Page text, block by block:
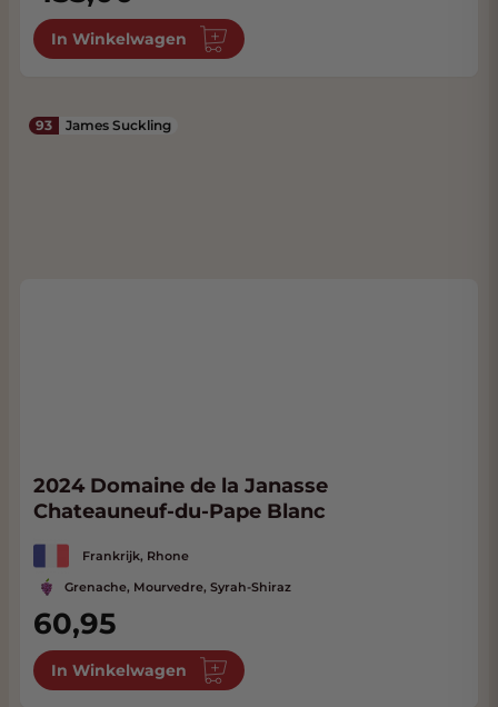
In Winkelwagen
93 James Suckling
2024 Domaine de la Janasse
Chateauneuf-du-Pape Blanc
Frankrijk, Rhone
Grenache, Mourvedre, Syrah-Shiraz
60,95
In Winkelwagen